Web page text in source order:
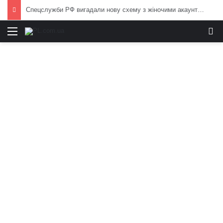
Спецслужби РФ вигадали нову схему з жіночими акаунтами в Україні: як виманюють військових
Меню